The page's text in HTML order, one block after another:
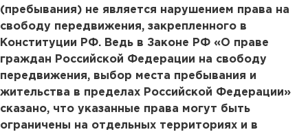
(пребывания) не является нарушением права на
свободу передвижения, закрепленного в
Конституции РФ. Ведь в Законе РФ «О праве
граждан Российской Федерации на свободу
передвижения, выбор места пребывания и
жительства в пределах Российской Федерации»
сказано, что указанные права могут быть
ограничены на отдельных территориях и в